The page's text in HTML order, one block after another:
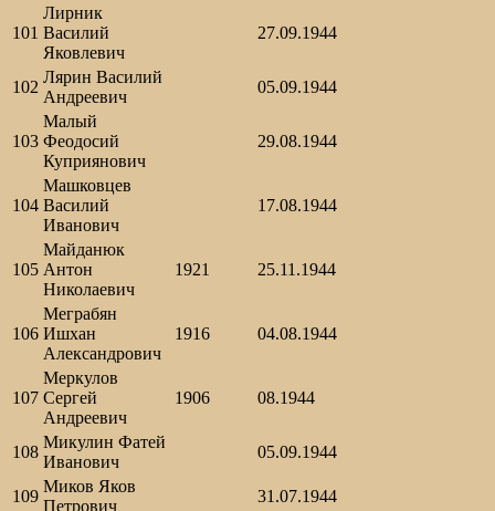
101
Лирник
Василий
Яковлевич
27.09.1944
102
Лярин Василий
Андреевич
05.09.1944
103
Малый
Феодосий
Куприянович
29.08.1944
104
Машковцев
Василий
Иванович
17.08.1944
105
Майданюк
Антон
Николаевич
1921 25.11.1944
106
Меграбян
Ишхан
Александрович
1916 04.08.1944
107
Меркулов
Сергей
Андреевич
1906 08.1944
108
Микулин Фатей
Иванович
05.09.1944
109
Миков Яков
Петрович
31.07.1944